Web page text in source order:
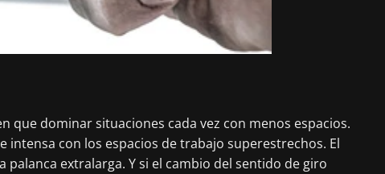
que dominar situaciones cada vez con menos espacios.
con los espacios de trabajo superestrechos. El
extralarga. Y si el cambio del sentido de giro